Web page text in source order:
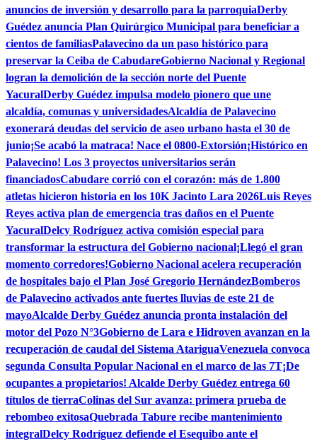
anuncios de inversión y desarrollo para la parroquiaDerby
Guédez anuncia Plan Quirúrgico Municipal para beneficiar a
cientos de familiasPalavecino da un paso histórico para
preservar la Ceiba de CabudareGobierno Nacional y Regional
logran la demolición de la sección norte del Puente
YacuralDerby Guédez impulsa modelo pionero que une
alcaldía, comunas y universidadesAlcaldía de Palavecino
exonerará deudas del servicio de aseo urbano hasta el 30 de
junio¡Se acabó la matraca! Nace el 0800-Extorsión¡Histórico en
Palavecino! Los 3 proyectos universitarios serán
financiadosCabudare corrió con el corazón: más de 1.800
atletas hicieron historia en los 10K Jacinto Lara 2026Luis Reyes
Reyes activa plan de emergencia tras daños en el Puente
YacuralDelcy Rodríguez activa comisión especial para
transformar la estructura del Gobierno nacional¡Llegó el gran
momento corredores!Gobierno Nacional acelera recuperación
de hospitales bajo el Plan José Gregorio HernándezBomberos
de Palavecino activados ante fuertes lluvias de este 21 de
mayoAlcalde Derby Guédez anuncia pronta instalación del
motor del Pozo N°3Gobierno de Lara e Hidroven avanzan en la
recuperación de caudal del Sistema AtariguaVenezuela convoca
segunda Consulta Popular Nacional en el marco de las 7T¡De
ocupantes a propietarios! Alcalde Derby Guédez entrega 60
títulos de tierraColinas del Sur avanza: primera prueba de
rebombeo exitosaQuebrada Tabure recibe mantenimiento
integralDelcy Rodríguez defiende el Esequibo ante el